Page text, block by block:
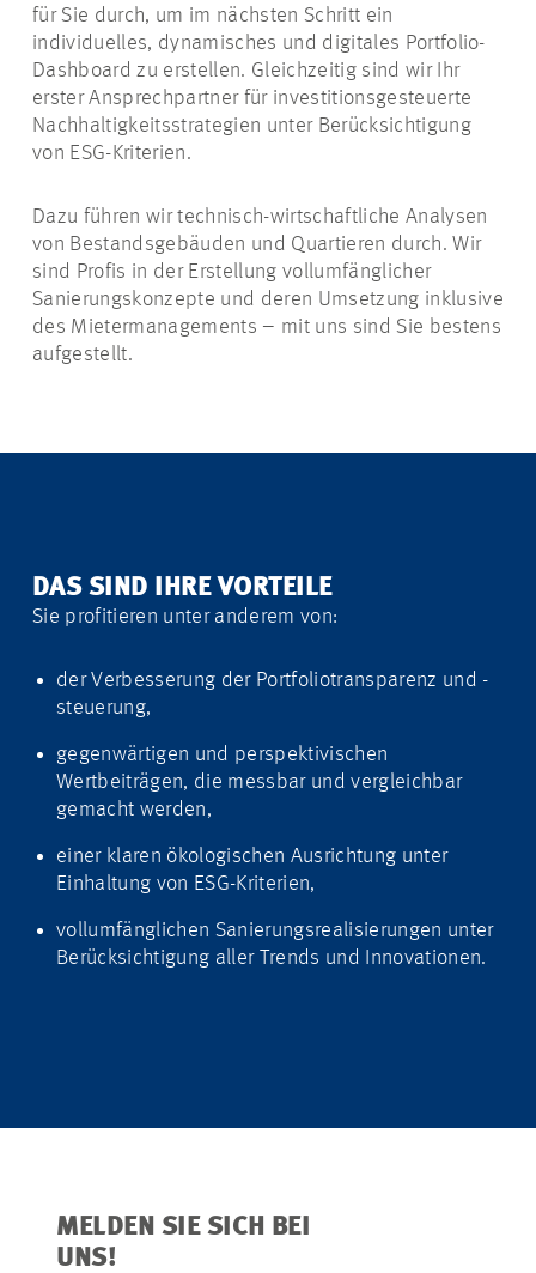
für Sie durch, um im nächsten Schritt ein
individuelles, dynamisches und digitales Portfolio-
Dashboard zu erstellen. Gleichzeitig sind wir Ihr
erster Ansprechpartner für investitionsgesteuerte
Nachhaltigkeitsstrategien unter Berücksichtigung
von ESG-Kriterien.
Dazu führen wir technisch-wirtschaftliche Analysen
von Bestandsgebäuden und Quartieren durch. Wir
sind Profis in der Erstellung vollumfänglicher
Sanierungskonzepte und deren Umsetzung inklusive
des Mietermanagements – mit uns sind Sie bestens
aufgestellt.
DAS SIND IHRE VORTEILE
Sie profitieren unter anderem von:
der Verbesserung der Portfoliotransparenz und -
steuerung,
gegenwärtigen und perspektivischen
Wertbeiträgen, die messbar und vergleichbar
gemacht werden,
einer klaren ökologischen Ausrichtung unter
Einhaltung von ESG-Kriterien,
vollumfänglichen Sanierungsrealisierungen unter
Berücksichtigung aller Trends und Innovationen.
MELDEN SIE SICH BEI
UNS!